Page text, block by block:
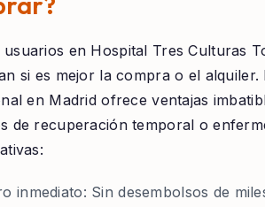
en Hospital Tres Culturas
si es mejor la compra o el alquiler.
en Madrid ofrece ventajas
de recuperación temporal o
inmediato: Sin desembolsos de